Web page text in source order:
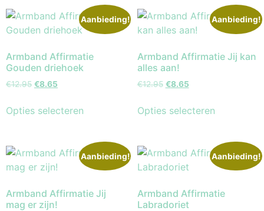
Aanbieding!
Armband Affirmatie
Gouden driehoek
€12.95 €8.65
Opties selecteren
Aanbieding!
Armband Affirmatie Jij kan
alles aan!
€12.95 €8.65
Opties selecteren
Aanbieding!
Armband Affirmatie Jij
mag er zijn!
Aanbieding!
Armband Affirmatie
Labradoriet